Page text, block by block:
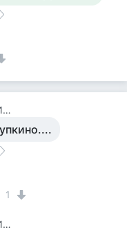
Александр Емельянов + 7Я +Инструктор Туризма
1
Александр Емельянов + 7Я +Инструктор Туризма